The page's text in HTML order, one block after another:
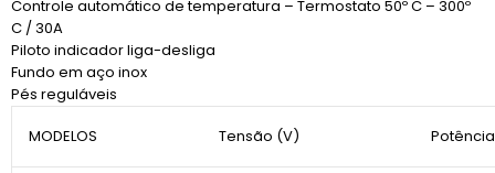
Controle automático de temperatura – Termostato 50º C – 300º
C / 30A
Piloto indicador liga-desliga
Fundo em aço inox
Pés reguláveis
MODELOS
Tensão (V)